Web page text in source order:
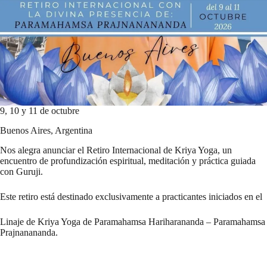
9, 10 y 11 de octubre
Buenos Aires, Argentina
Nos alegra anunciar el Retiro Internacional de Kriya Yoga, un
encuentro de profundización espiritual, meditación y práctica guiada
con Guruji.
Este retiro está destinado exclusivamente a practicantes iniciados en el
Linaje de Kriya Yoga de Paramahamsa Hariharananda – Paramahamsa
Prajnanananda.